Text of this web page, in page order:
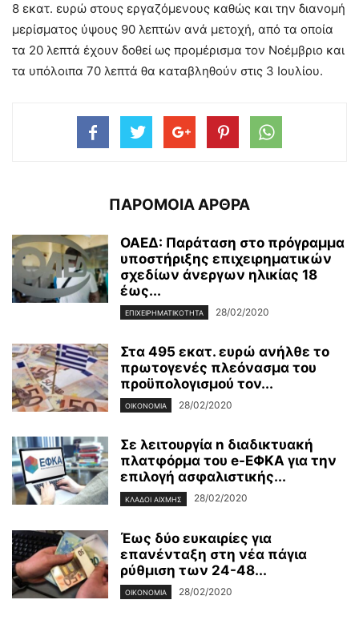
8 εκατ. ευρώ στους εργαζόμενους καθώς και την διανομή
μερίσματος ύψους 90 λεπτών ανά μετοχή, από τα οποία
τα 20 λεπτά έχουν δοθεί ως προμέρισμα τον Νοέμβριο και
τα υπόλοιπα 70 λεπτά θα καταβληθούν στις 3 Ιουλίου.
ΠΑΡΟΜΟΙΑ ΑΡΘΡΑ
ΟΑΕΔ: Παράταση στο πρόγραμμα
υποστήριξης επιχειρηματικών
σχεδίων άνεργων ηλικίας 18
έως...
ΕΠΙΧΕΙΡΗΜΑΤΙΚΌΤΗΤΑ 28/02/2020
Στα 495 εκατ. ευρώ ανήλθε το
πρωτογενές πλεόνασμα του
προϋπολογισμού τον...
ΟΙΚΟΝΟΜΊΑ 28/02/2020
Σε λειτουργία n διαδικτυακή
πλατφόρμα του e-ΕΦΚΑ για την
επιλογή ασφαλιστικής...
ΚΛΆΔΟΙ ΑΙΧΜΉΣ 28/02/2020
Έως δύο ευκαιρίες για
επανένταξη στη νέα πάγια
ρύθμιση των 24-48...
ΟΙΚΟΝΟΜΊΑ 28/02/2020